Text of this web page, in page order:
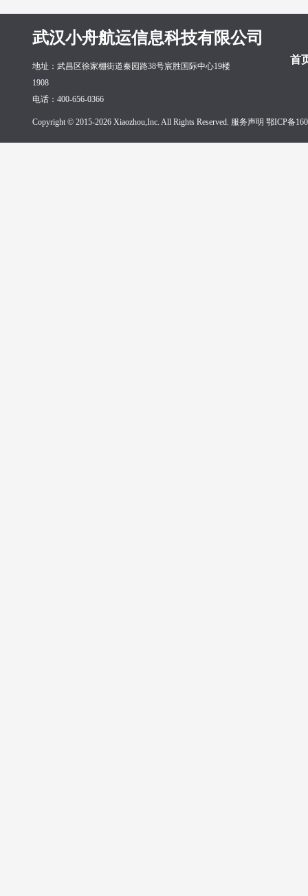
武汉小舟航运信息科技有限公司
首
地址：武昌区徐家棚街道秦园路38号宸胜国际中心19楼
1908
电话：400-656-0366
Copyright © 2015-2026 Xiaozhou,Inc. All Rights Reserved. 服务声明 鄂ICP备